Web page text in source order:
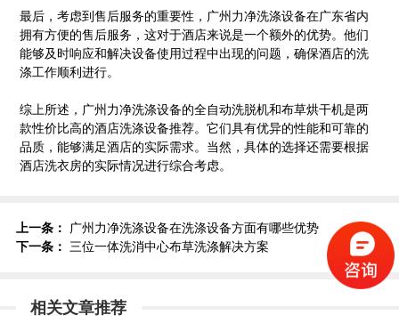
最后，考虑到售后服务的重要性，广州力净洗涤设备在广东省内
拥有方便的售后服务，这对于酒店来说是一个额外的优势。他们
能够及时响应和解决设备使用过程中出现的问题，确保酒店的洗
涤工作顺利进行。
综上所述，广州力净洗涤设备的全自动洗脱机和布草烘干机是两
款性价比高的酒店洗涤设备推荐。它们具有优异的性能和可靠的
品质，能够满足酒店的实际需求。当然，具体的选择还需要根据
酒店洗衣房的实际情况进行综合考虑。
上一条：
广州力净洗涤设备在洗涤设备方面有哪些优势
下一条：
三位一体洗消中心布草洗涤解决方案
相关文章推荐